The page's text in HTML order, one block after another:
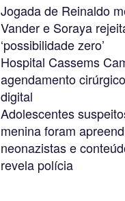
Jogada de Reinaldo
Vander e Soraya
‘possibilidade zero’
Hospital Cassems
agendamento
digital
Adolescentes
menina foram
neonazistas e
revela polícia